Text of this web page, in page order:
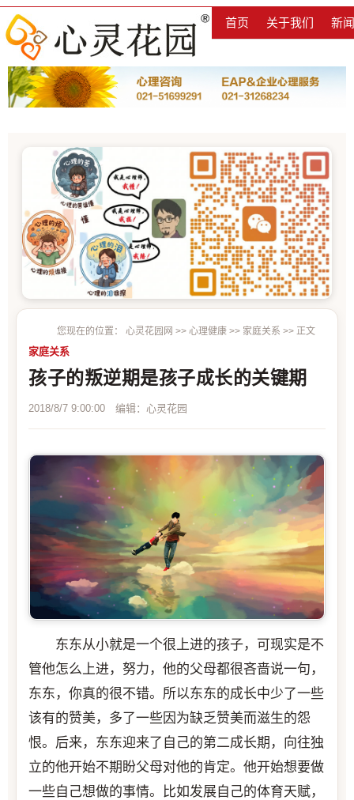
首页 关于我们 新
您现在的位置： 心灵花园网 >> 心理健康 >> 家庭关系 >> 正文
家庭关系
孩子的叛逆期是孩子成长的关键期
2018/8/7 9:00:00 编辑：心灵花园
东东从小就是一个很上进的孩子，可现实是不
管他怎么上进，努力，他的父母都很吝啬说一句，
东东，你真的很不错。所以东东的成长中少了一些
该有的赞美，多了一些因为缺乏赞美而滋生的怨
恨。后来，东东迎来了自己的第二成长期，向往独
立的他开始不期盼父母对他的肯定。他开始想要做
一些自己想做的事情。比如发展自己的体育天赋，